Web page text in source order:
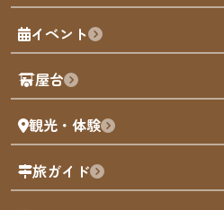
福岡城
歴史・文化
福岡の魅力
観光カレンダー
観光PR動画
まち歩き
福岡グルメ
福岡を楽しむ
イベント
屋台
観光・体験
観る・遊ぶ
屋台
旅ガイド